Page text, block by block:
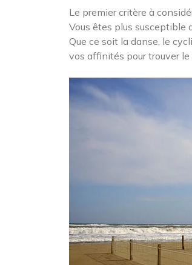
Le premier critère à
Vous êtes plus susceptible
Que ce soit la danse, le
vos affinités pour trouver